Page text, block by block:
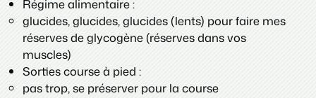
Régime alimentaire :
glucides, glucides, glucides (lents) pour faire mes
réserves de glycogène (réserves dans vos
muscles)
Sorties course à pied :
pas trop, se préserver pour la course